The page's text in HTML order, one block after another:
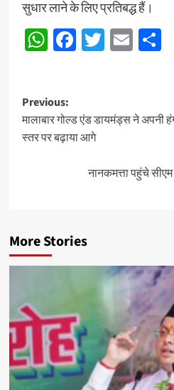
सुधार लाने के लिए प्रतिबद्ध हैं।
WhatsApp
Facebook
Twitter
Email
Post
navigation
Previous:
मालाबार गोल्ड एंड डायमंड्स ने अपनी
स्तर पर बढ़ाया आगे
नानकमत्ता पहुंचे
More Stories